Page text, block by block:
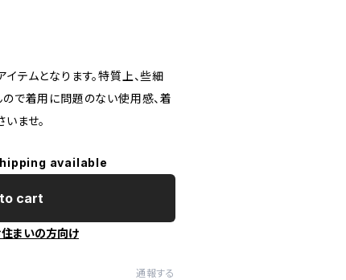
テムとなります。特質上、些細
で着用に問題のない使用感、着
ませ。
available
cart
まいの方向け
通報する